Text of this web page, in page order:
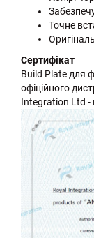
Точне
Сертифікат
Build Plate для
офіційного
Integration Ltd -